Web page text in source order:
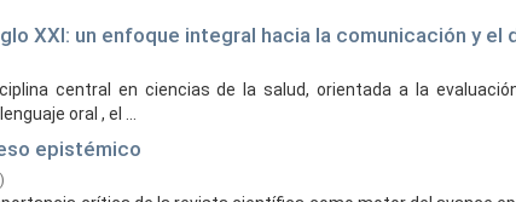
XXI: un enfoque integral hacia la comunicación y el
central en ciencias de la salud, orientada a la
oral , el ...
epistémico
)